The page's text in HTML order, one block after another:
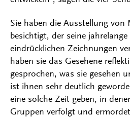
Sie haben die Ausstellung von
besichtigt, der seine
eindrücklichen Zeichnungen
haben sie das Gesehene
gesprochen, was sie gesehen
ist ihnen sehr deutlich
eine solche Zeit geben, in
Gruppen verfolgt und